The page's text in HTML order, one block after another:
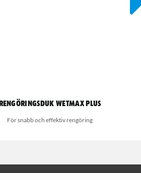
Rengöringsduk Wetmax Plus
För snabb och effektiv rengöring